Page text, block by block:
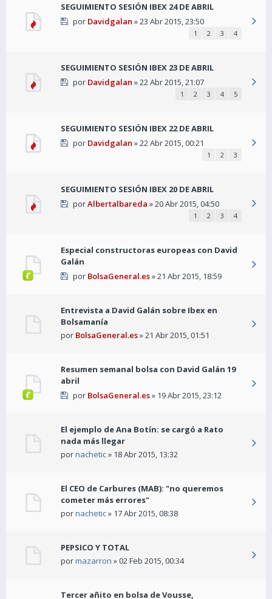
SEGUIMIENTO SESIÓN IBEX 24 DE ABRIL
por Davidgalan » 23 Abr 2015, 23:50
1 2 3 4
SEGUIMIENTO SESIÓN IBEX 23 DE ABRIL
por Davidgalan » 22 Abr 2015, 21:07
1 2 3 4 5
SEGUIMIENTO SESIÓN IBEX 22 DE ABRIL
por Davidgalan » 22 Abr 2015, 00:21
1 2 3
SEGUIMIENTO SESIÓN IBEX 20 DE ABRIL
porAlbertalbareda » 20 Abr 2015, 04:50
1 2 3 4
Especial constructoras europeas con David
Galán
por BolsaGeneral.es» 21 Abr 2015, 18:59
Entrevista a David Galán sobre Ibex en
Bolsamanía
por BolsaGeneral.es» 21 Abr 2015, 01:51
Resumen semanal bolsa con David Galán 19
abril
por BolsaGeneral.es» 19 Abr 2015, 23:12
El ejemplo de Ana Botín: se cargó a Rato
nada más llegar
pornachetic» 18 Abr 2015, 13:32
El CEO de Carbures (MAB): "no queremos
cometer más errores"
pornachetic» 17 Abr 2015, 08:38
PEPSICO Y TOTAL
pormazarron » 02 Feb 2015, 00:34
Tercer añito en bolsa de Vousse,